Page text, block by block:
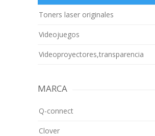
Toners laser originales
Videojuegos
Videoproyectores,transparencia
MARCA
Q-connect
Clover